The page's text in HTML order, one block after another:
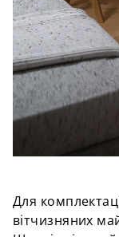
Для
вітчизняних